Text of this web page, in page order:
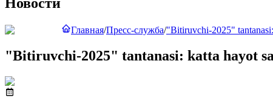
Новости
Главная/Пресс-служба/"Bitiruvchi-2025"
"Bitiruvchi-2025" tantanasi: katta hayot